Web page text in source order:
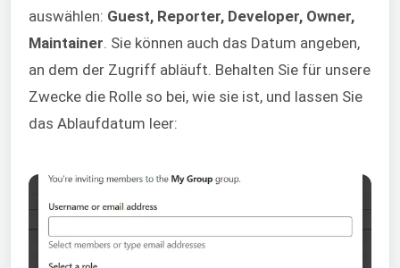
auswählen: Guest, Reporter, Developer, Owner,
Maintainer . Sie können auch das Datum angeben,
an dem der Zugriff abläuft. Behalten Sie für unsere
Zwecke die Rolle so bei, wie sie ist, und lassen Sie
das Ablaufdatum leer: